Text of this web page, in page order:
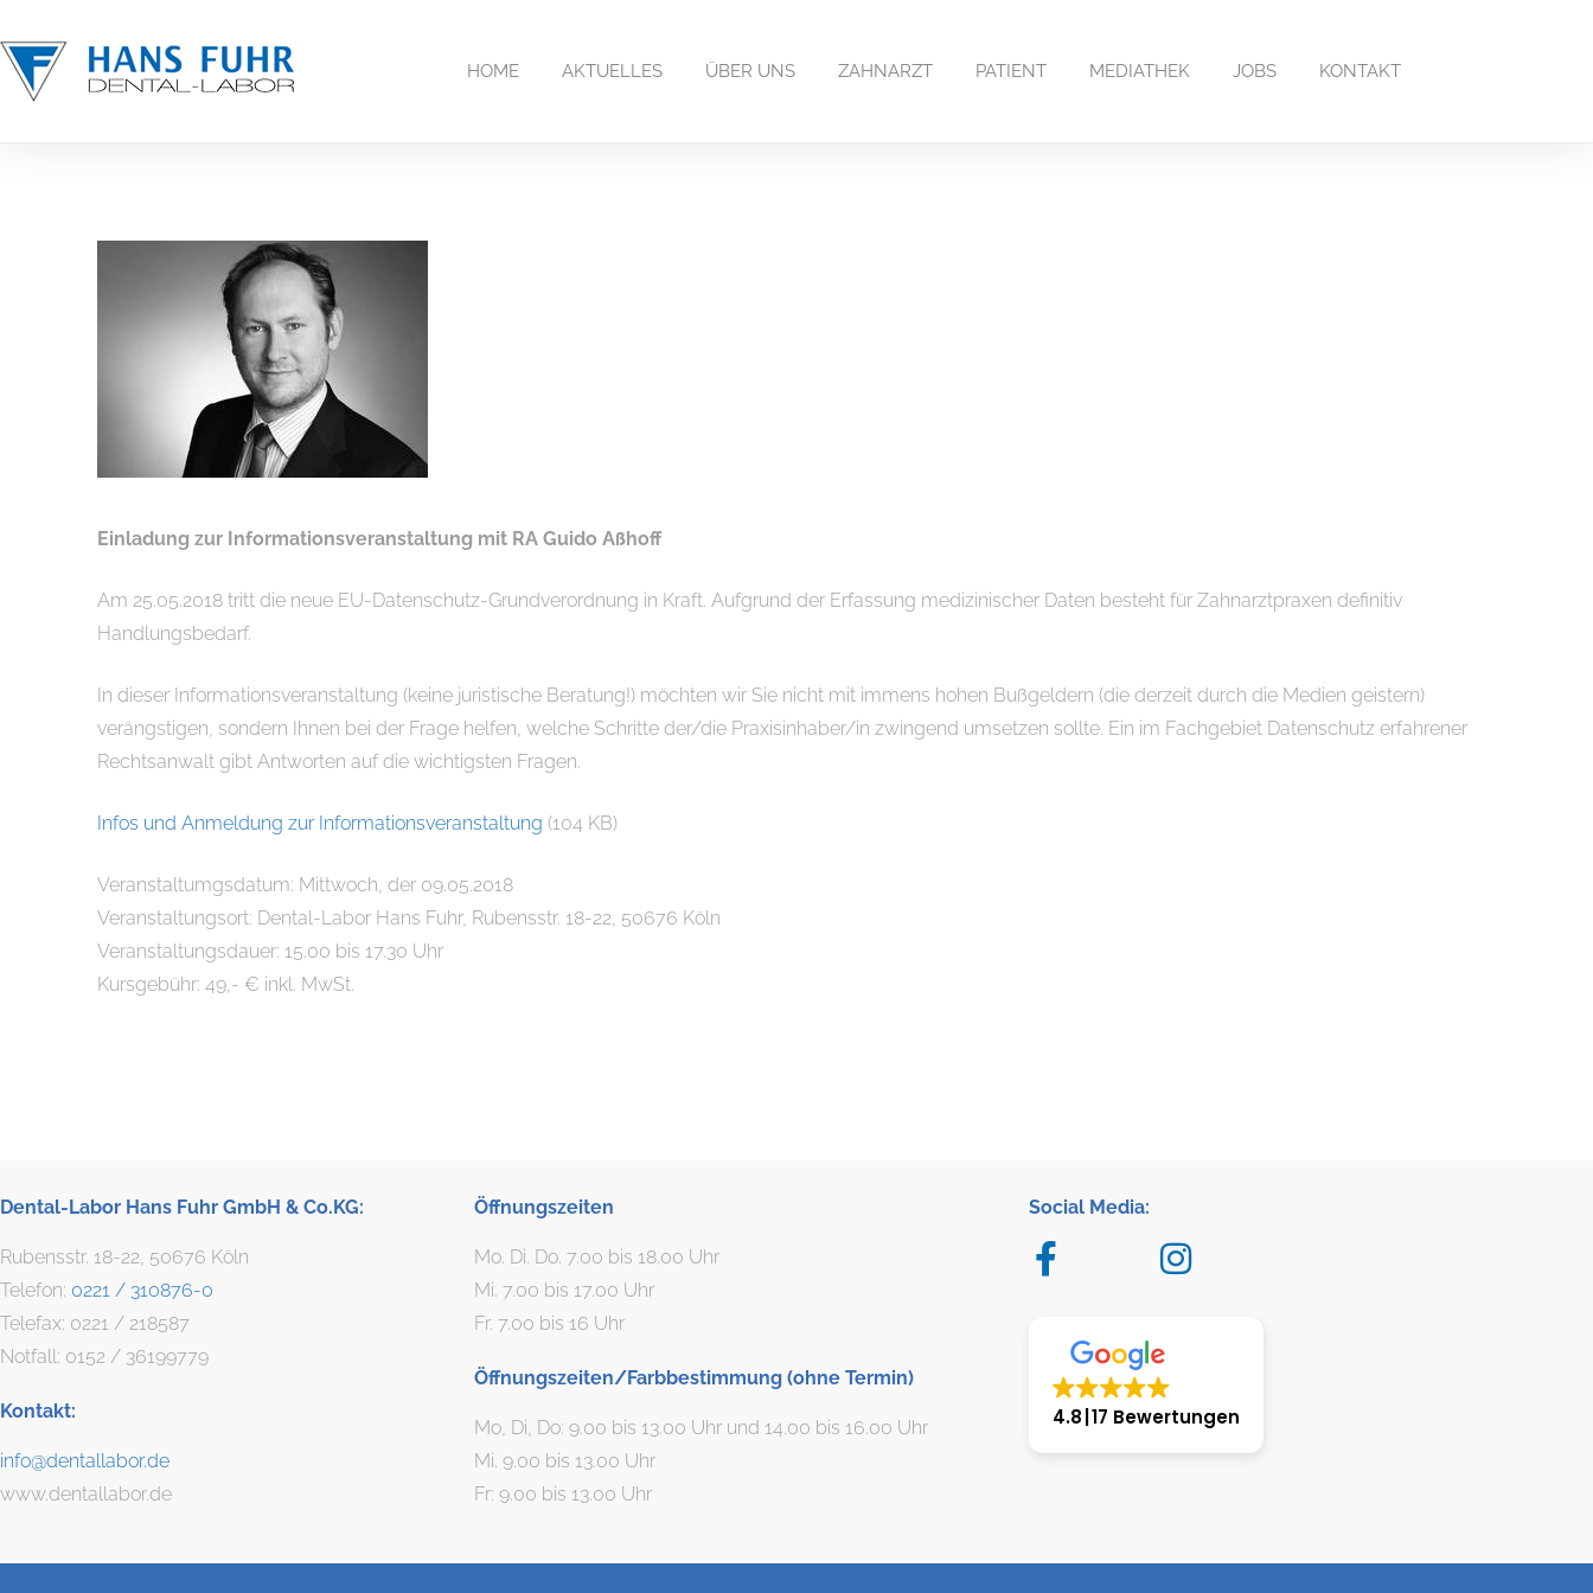
HOME AKTUELLES ÜBER UNS ZAHNARZT PATIENT MEDIATHEK JOBS KONTAKT
Einladung zur Informationsveranstaltung mit RA Guido Aßhoff
Am 25.05.2018 tritt die neue EU-Datenschutz-Grundverordnung in Kraft. Aufgrund der Erfassung medizinischer Daten besteht für Zahnarztpraxen definitiv
Handlungsbedarf.
In dieser Informationsveranstaltung (keine juristische Beratung!) möchten wir Sie nicht mit immens hohen Bußgeldern (die derzeit durch die Medien geistern)
verängstigen, sondern Ihnen bei der Frage helfen, welche Schritte der/die Praxisinhaber/in zwingend umsetzen sollte. Ein im Fachgebiet Datenschutz erfahrener
Rechtsanwalt gibt Antworten auf die wichtigsten Fragen.
Infos und Anmeldung zur Informationsveranstaltung (104 KB)
Veranstaltumgsdatum: Mittwoch, der 09.05.2018
Veranstaltungsort: Dental-Labor Hans Fuhr, Rubensstr. 18-22, 50676 Köln
Veranstaltungsdauer: 15.00 bis 17.30 Uhr
Kursgebühr: 49,- € inkl. MwSt.
Dental-Labor Hans Fuhr GmbH & Co.KG:
Rubensstr. 18-22, 50676 Köln
Telefon: 0221 / 310876-0
Telefax: 0221 / 218587
Notfall: 0152 / 36199779
Kontakt:
info@dentallabor.de
www.dentallabor.de
Öffnungszeiten
Mo. Di. Do. 7.00 bis 18.00 Uhr
Mi. 7.00 bis 17.00 Uhr
Fr. 7.00 bis 16 Uhr
Öffnungszeiten/Farbbestimmung (ohne Termin)
Mo, Di, Do: 9.00 bis 13.00 Uhr und 14.00 bis 16.00 Uhr
Mi. 9.00 bis 13.00 Uhr
Fr: 9.00 bis 13.00 Uhr
Social Media:
4.8 17 Bewertungen